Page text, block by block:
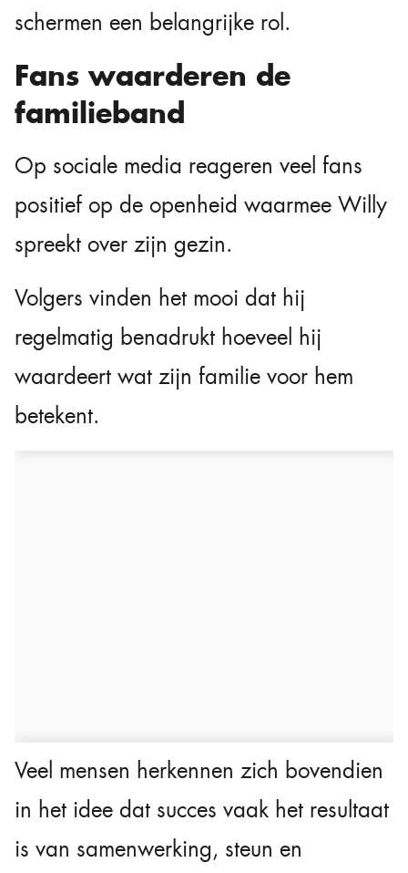
schermen een belangrijke rol.
Fans waarderen de
familieband
Op sociale media reageren veel fans
positief op de openheid waarmee Willy
spreekt over zijn gezin.
Volgers vinden het mooi dat hij
regelmatig benadrukt hoeveel hij
waardeert wat zijn familie voor hem
betekent.
Veel mensen herkennen zich bovendien
in het idee dat succes vaak het resultaat
is van samenwerking, steun en